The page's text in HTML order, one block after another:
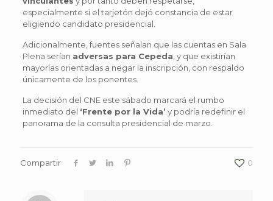
especialmente si el tarjetón dejó constancia de estar
eligiendo candidato presidencial.
Adicionalmente, fuentes señalan que las cuentas en Sala
Plena serían adversas para Cepeda , y que existirían
mayorías orientadas a negar la inscripción, con respaldo
únicamente de los ponentes.
La decisión del CNE este sábado marcará el rumbo
inmediato del ‘Frente por la Vida’ y podría redefinir el
panorama de la consulta presidencial de marzo.
Compartir 0